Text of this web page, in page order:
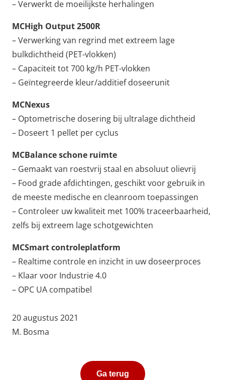
– Verwerkt de moeilijkste herhalingen
MCHigh Output 2500R
– Verwerking van regrind met extreem lage
bulkdichtheid (PET-vlokken)
– Capaciteit tot 700 kg/h PET-vlokken
– Geïntegreerde kleur/additief doseerunit
MCNexus
– Optometrische dosering bij ultralage dichtheid
– Doseert 1 pellet per cyclus
MCBalance schone ruimte
– Gemaakt van roestvrij staal en absoluut olievrij
– Food grade afdichtingen, geschikt voor gebruik in
de meeste medische en cleanroom toepassingen
– Controleer uw kwaliteit met 100% traceerbaarheid,
zelfs bij extreem lage schotgewichten
MCSmart controleplatform
– Realtime controle en inzicht in uw doseerproces
– Klaar voor Industrie 4.0
– OPC UA compatibel
20 augustus 2021
M. Bosma
Ga terug